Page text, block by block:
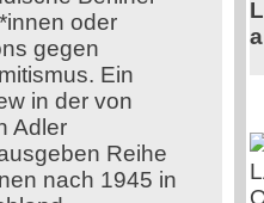
oder
gegen
Ein
in der von
Adler
Reihe
nach 1945 in